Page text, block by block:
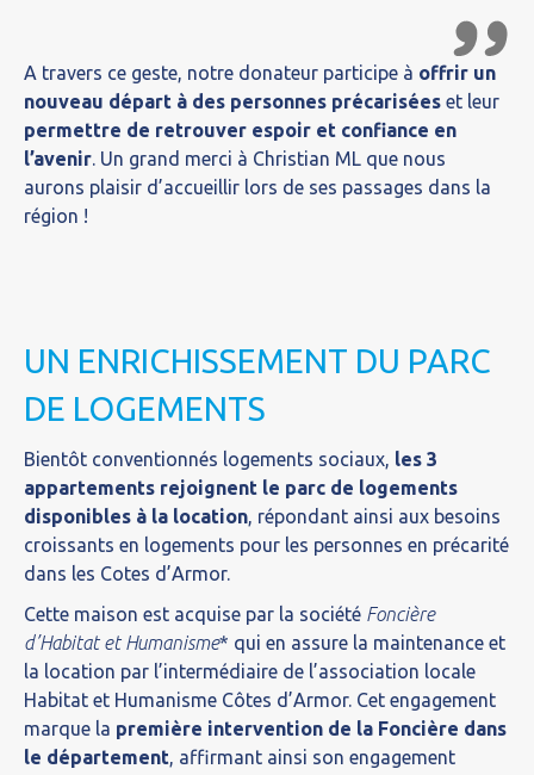
A travers ce geste, notre donateur participe à offrir un
nouveau départ à des personnes précarisées et leur
permettre de retrouver espoir et confiance en
l’avenir. Un grand merci à Christian ML que nous
aurons plaisir d’accueillir lors de ses passages dans la
région !
UN ENRICHISSEMENT DU PARC
DE LOGEMENTS
Bientôt conventionnés logements sociaux, les 3
appartements rejoignent le parc de logements
disponibles à la location, répondant ainsi aux besoins
croissants en logements pour les personnes en précarité
dans les Cotes d’Armor.
Cette maison est acquise par la société Foncière
d’Habitat et Humanisme* qui en assure la maintenance et
la location par l’intermédiaire de l’association locale
Habitat et Humanisme Côtes d’Armor. Cet engagement
marque la première intervention de la Foncière dans
le département, affirmant ainsi son engagement